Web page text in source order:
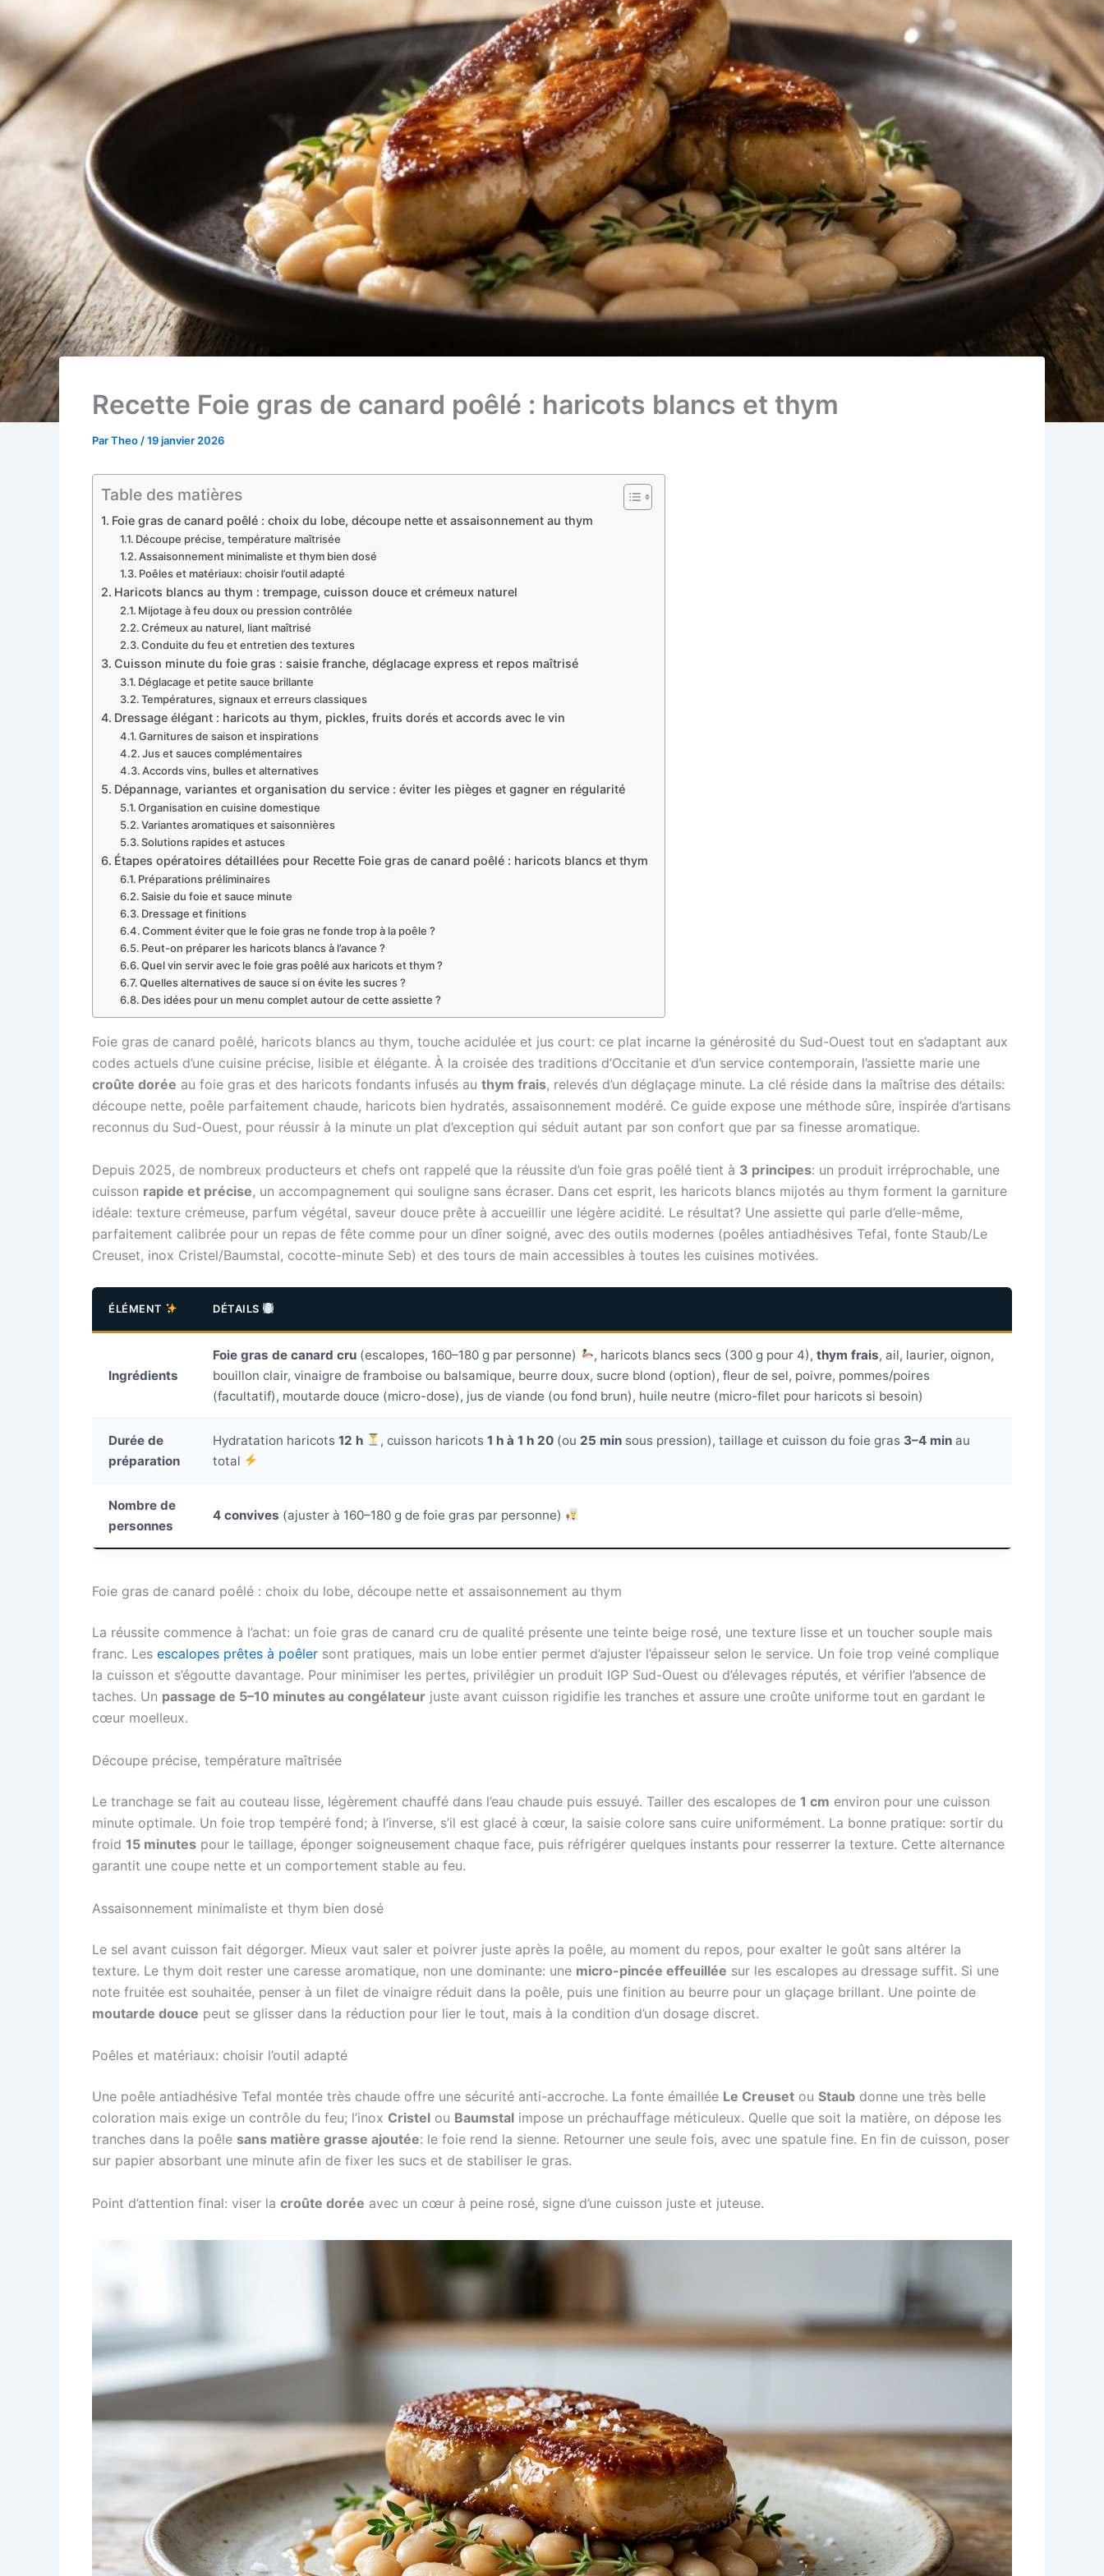
Recette Foie gras de canard poêlé : haricots blancs et thym
ParTheo/19 janvier 2026
Table des matières
Foie gras de canard poêlé : choix du lobe, découpe nette et assaisonnement au thym
Découpe précise, température maîtrisée
Assaisonnement minimaliste et thym bien dosé
Poêles et matériaux: choisir l’outil adapté
Haricots blancs au thym : trempage, cuisson douce et crémeux naturel
Mijotage à feu doux ou pression contrôlée
Crémeux au naturel, liant maîtrisé
Conduite du feu et entretien des textures
Cuisson minute du foie gras : saisie franche, déglacage express et repos maîtrisé
Déglacage et petite sauce brillante
Températures, signaux et erreurs classiques
Dressage élégant : haricots au thym, pickles, fruits dorés et accords avec le vin
Garnitures de saison et inspirations
Jus et sauces complémentaires
Accords vins, bulles et alternatives
Dépannage, variantes et organisation du service : éviter les pièges et gagner en régularité
Organisation en cuisine domestique
Variantes aromatiques et saisonnières
Solutions rapides et astuces
Étapes opératoires détaillées pour Recette Foie gras de canard poêlé : haricots blancs et thym
Préparations préliminaires
Saisie du foie et sauce minute
Dressage et finitions
Comment éviter que le foie gras ne fonde trop à la poêle ?
Peut-on préparer les haricots blancs à l’avance ?
Quel vin servir avec le foie gras poêlé aux haricots et thym ?
Quelles alternatives de sauce si on évite les sucres ?
Des idées pour un menu complet autour de cette assiette ?
Foie gras de canard poêlé, haricots blancs au thym, touche acidulée et jus court: ce plat incarne la générosité du Sud-Ouest tout en s’adaptant aux
codes actuels d’une cuisine précise, lisible et élégante. À la croisée des traditions d’Occitanie et d’un service contemporain, l’assiette marie une
croûte dorée au foie gras et des haricots fondants infusés au thym frais, relevés d’un déglaçage minute. La clé réside dans la maîtrise des détails:
découpe nette, poêle parfaitement chaude, haricots bien hydratés, assaisonnement modéré. Ce guide expose une méthode sûre, inspirée d’artisans
reconnus du Sud-Ouest, pour réussir à la minute un plat d’exception qui séduit autant par son confort que par sa finesse aromatique.
Depuis 2025, de nombreux producteurs et chefs ont rappelé que la réussite d’un foie gras poêlé tient à 3 principes: un produit irréprochable, une
cuisson rapide et précise, un accompagnement qui souligne sans écraser. Dans cet esprit, les haricots blancs mijotés au thym forment la garniture
idéale: texture crémeuse, parfum végétal, saveur douce prête à accueillir une légère acidité. Le résultat? Une assiette qui parle d’elle-même,
parfaitement calibrée pour un repas de fête comme pour un dîner soigné, avec des outils modernes (poêles antiadhésives Tefal, fonte Staub/Le
Creuset, inox Cristel/Baumstal, cocotte-minute Seb) et des tours de main accessibles à toutes les cuisines motivées.
ÉLÉMENT DÉTAILS
Ingrédients
Foie gras de canard cru (escalopes, 160–180 g par personne) , haricots blancs secs (300 g pour 4),thym frais, ail, laurier, oignon,
bouillon clair, vinaigre de framboise ou balsamique, beurre doux, sucre blond (option), fleur de sel, poivre, pommes/poires
(facultatif), moutarde douce (micro-dose), jus de viande (ou fond brun), huile neutre (micro-filet pour haricots si besoin)
Durée de
préparation
Hydratation haricots 12 h , cuisson haricots1 h à 1 h 20 (ou 25 min sous pression), taillage et cuisson du foie gras 3–4 min au
total
Nombre de
personnes
4 convives (ajuster à 160–180 g de foie gras par personne)
Foie gras de canard poêlé : choix du lobe, découpe nette et assaisonnement au thym
La réussite commence à l’achat: un foie gras de canard cru de qualité présente une teinte beige rosé, une texture lisse et un toucher souple mais
franc. Les escalopes prêtes à poêler sont pratiques, mais un lobe entier permet d’ajuster l’épaisseur selon le service. Un foie trop veiné complique
la cuisson et s’égoutte davantage. Pour minimiser les pertes, privilégier un produit IGP Sud-Ouest ou d’élevages réputés, et vérifier l’absence de
taches. Un passage de 5–10 minutes au congélateur juste avant cuisson rigidifie les tranches et assure une croûte uniforme tout en gardant le
cœur moelleux.
Découpe précise, température maîtrisée
Le tranchage se fait au couteau lisse, légèrement chauffé dans l’eau chaude puis essuyé. Tailler des escalopes de 1 cm environ pour une cuisson
minute optimale. Un foie trop tempéré fond; à l’inverse, s’il est glacé à cœur, la saisie colore sans cuire uniformément. La bonne pratique: sortir du
froid 15 minutes pour le taillage, éponger soigneusement chaque face, puis réfrigérer quelques instants pour resserrer la texture. Cette alternance
garantit une coupe nette et un comportement stable au feu.
Assaisonnement minimaliste et thym bien dosé
Le sel avant cuisson fait dégorger. Mieux vaut saler et poivrer juste après la poêle, au moment du repos, pour exalter le goût sans altérer la
texture. Le thym doit rester une caresse aromatique, non une dominante: une micro-pincée effeuillée sur les escalopes au dressage suffit. Si une
note fruitée est souhaitée, penser à un filet de vinaigre réduit dans la poêle, puis une finition au beurre pour un glaçage brillant. Une pointe de
moutarde douce peut se glisser dans la réduction pour lier le tout, mais à la condition d’un dosage discret.
Poêles et matériaux: choisir l’outil adapté
Une poêle antiadhésive Tefal montée très chaude offre une sécurité anti-accroche. La fonte émaillée Le Creuset ou Staub donne une très belle
coloration mais exige un contrôle du feu; l’inox Cristel ou Baumstal impose un préchauffage méticuleux. Quelle que soit la matière, on dépose les
tranches dans la poêle sans matière grasse ajoutée: le foie rend la sienne. Retourner une seule fois, avec une spatule fine. En fin de cuisson, poser
sur papier absorbant une minute afin de fixer les sucs et de stabiliser le gras.
Point d’attention final: viser la croûte dorée avec un cœur à peine rosé, signe d’une cuisson juste et juteuse.